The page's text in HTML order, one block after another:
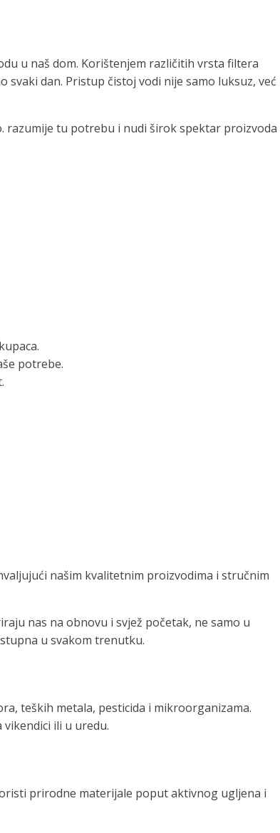
u naš dom. Korištenjem različitih vrsta filtera
dan. Pristup čistoj vodi nije samo luksuz, već
razumije tu potrebu i nudi širok spektar proizvoda
potrebe.
našim kvalitetnim proizvodima i stručnim
nas na obnovu i svjež početak, ne samo u
u svakom trenutku.
teških metala, pesticida i mikroorganizama.
ili u uredu.
prirodne materijale poput aktivnog ugljena i